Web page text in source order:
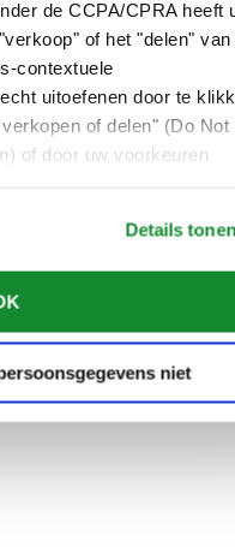
de CCPA/CPRA heeft
of het "delen" van
contextuele
uitoefenen door te
of delen" (Do Not
of door uw voorkeuren
Details
niet